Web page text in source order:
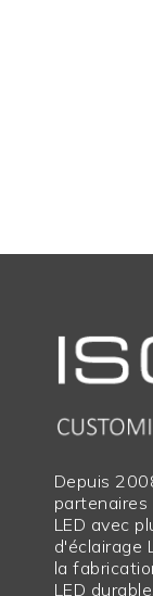
Depuis
LED avec
d'éclairage
la
LED